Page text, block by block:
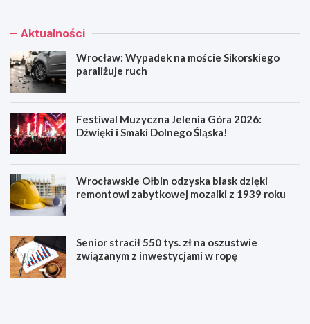
Aktualności
Wrocław: Wypadek na moście Sikorskiego
paraliżuje ruch
Festiwal Muzyczna Jelenia Góra 2026:
Dźwięki i Smaki Dolnego Śląska!
Wrocławskie Ołbin odzyska blask dzięki
remontowi zabytkowej mozaiki z 1939 roku
Senior stracił 550 tys. zł na oszustwie
związanym z inwestycjami w ropę
W
F